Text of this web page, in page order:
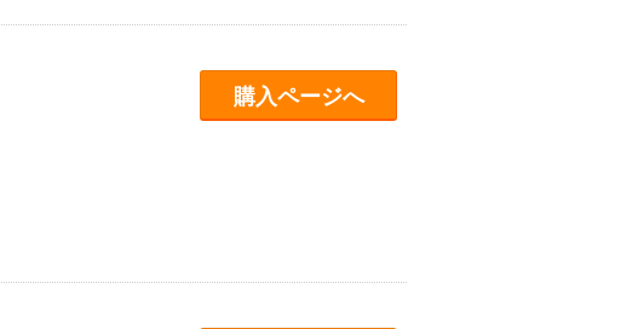
購入ページへ